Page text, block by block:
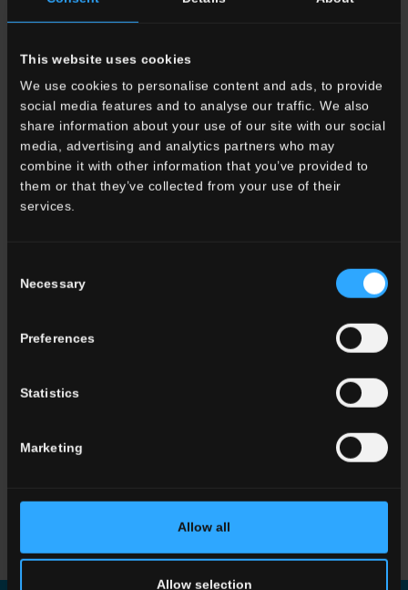
This website uses cookies
We use cookies to personalise content and ads, to provide
social media features and to analyse our traffic. We also
share information about your use of our site with our social
media, advertising and analytics partners who may
combine it with other information that you’ve provided to
them or that they’ve collected from your use of their
services.
Selection
Necessary
Preferences
Statistics
Marketing
Allow all
Allow selection
33x120 . 13"x48"
G3LA05RGD12Gradone
Angolare DX HLA 5 Rett.
33x120 . 13"x48"
G3LA05RGS12Gradone
Angolare SX HLA 5 Rett.
ALTRI COLORI DELLA COLLEZIONE